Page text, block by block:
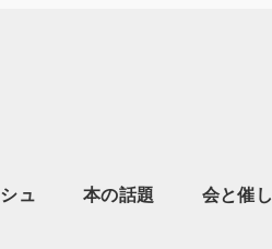
ュ 本の話題 会と催し